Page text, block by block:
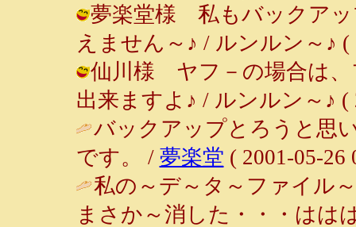
夢楽堂様 私もバックアッ
えません～♪ / ルンルン～♪ (
仙川様 ヤフ－の場合は、
出来ますよ♪ / ルンルン～♪ (
バックアップとろうと思
です。 / 夢楽堂 ( 2001-05-26
私の～デ～タ～ファイ
まさか～消した・・・はは